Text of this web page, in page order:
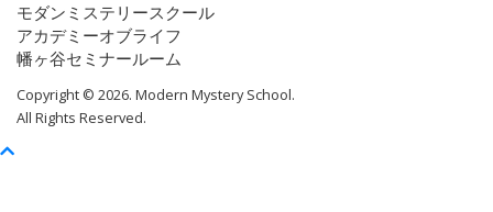
モダンミステリースクール
アカデミーオブライフ
幡ヶ谷セミナールーム
Copyright © 2026. Modern Mystery School.
All Rights Reserved.